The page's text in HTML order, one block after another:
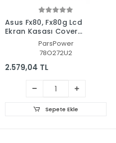
Asus Fx80, Fx80g Lcd
Ekran Kasası Cover
Bezel - Çerçeve Set
ParsPower
78O272U2
2.579,04 TL
Sepete Ekle